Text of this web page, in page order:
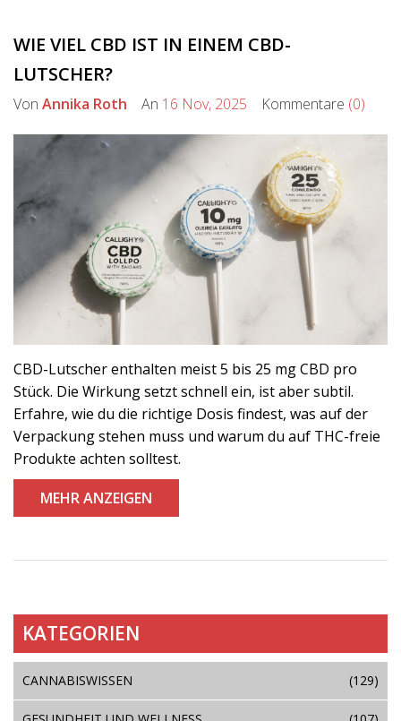
WIE VIEL CBD IST IN EINEM CBD-
LUTSCHER?
Von Annika Roth An 16 Nov, 2025 Kommentare (0)
CBD-Lutscher enthalten meist 5 bis 25 mg CBD pro
Stück. Die Wirkung setzt schnell ein, ist aber subtil.
Erfahre, wie du die richtige Dosis findest, was auf der
Verpackung stehen muss und warum du auf THC-freie
Produkte achten solltest.
MEHR ANZEIGEN
KATEGORIEN
CANNABISWISSEN (129)